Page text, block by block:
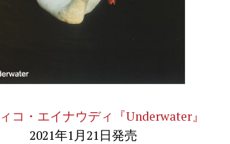
コ・エイナウディ『Underwater』
2021年1月21日発売